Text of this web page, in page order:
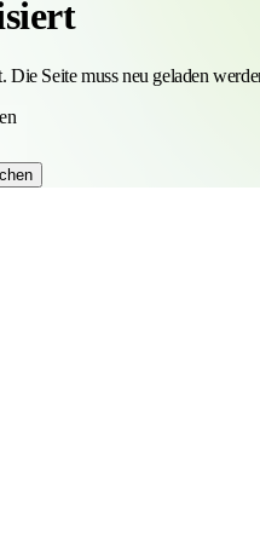
Die Seite muss neu geladen